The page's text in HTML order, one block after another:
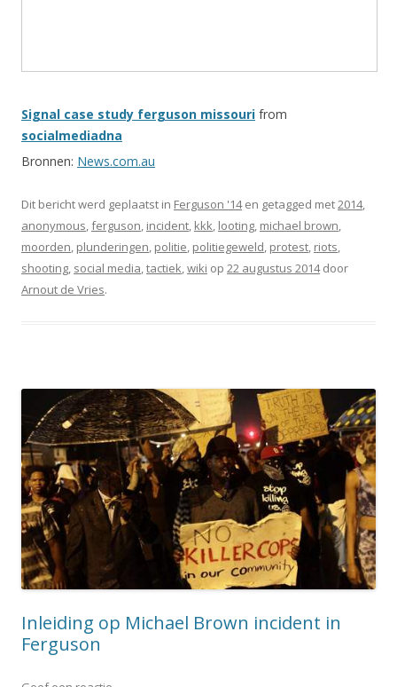
Signal case study ferguson missouri from
socialmediadna
Bronnen: News.com.au
Dit bericht werd geplaatst in Ferguson '14en getagged met2014,
anonymous,ferguson, incident, kkk, looting, michael brown,
moorden, plunderingen, politie, politiegeweld, protest, riots,
shooting, social media,tactiek,wiki op 22 augustus 2014door
Arnout de Vries.
Inleiding op Michael Brown incident in
Ferguson